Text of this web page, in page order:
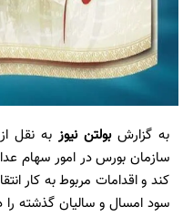
به گزارشبولتن نیوز به نقل
کند و اقدامات مربوط به کار
سود امسال و سالیان گذشته